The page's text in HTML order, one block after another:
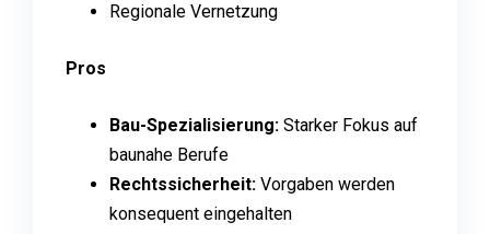
Regionale Vernetzung
Pros
Bau-Spezialisierung: Starker Fokus auf
baunahe Berufe
Rechtssicherheit: Vorgaben werden
konsequent eingehalten